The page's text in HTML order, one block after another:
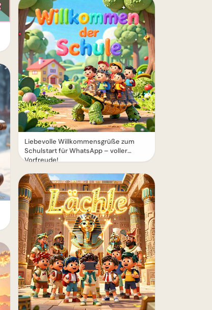
Liebevolle Willkommensgrüße zum
Schulstart für WhatsApp – voller
Vorfreude!